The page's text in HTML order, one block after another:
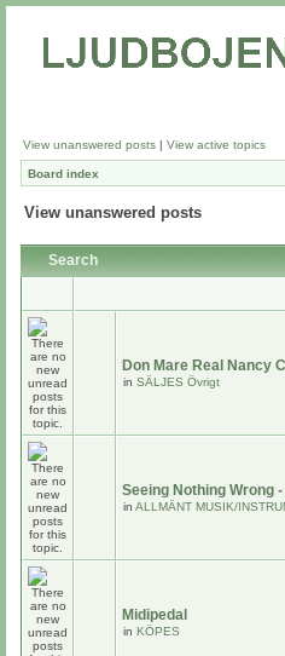
View unanswered posts | View active topics
Board index
View unanswered posts
Search
Don Mare Real Nancy
in SÄLJES Övrigt
Seeing Nothing Wrong
in ALLMÄNT MUSIK/
Midipedal
in KÖPES